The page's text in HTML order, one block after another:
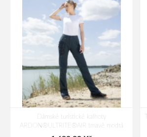
Dámské turistické kalhoty
ARDON®ULTRITE®AIR tmavě modrá